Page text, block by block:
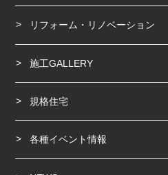
リフォーム・リノベーション
施工GALLERY
規格住宅
各種イベント情報